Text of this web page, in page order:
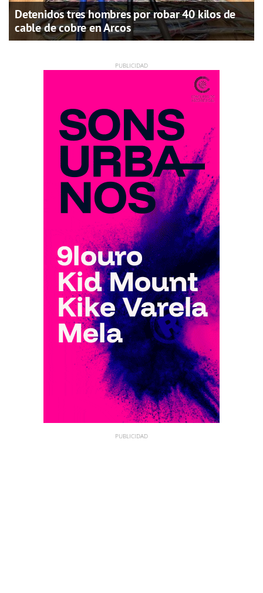
Detenidos tres hombres por robar 40 kilos de
cable de cobre en Arcos